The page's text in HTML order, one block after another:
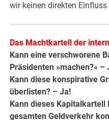
wir keinen direkten
Das Machtkartell der
Kann eine verschworene
Präsidenten »machen?« –
Kann diese konspirative
überlisten? – Ja!
Kann dieses Kapitalkartell
gesamten Geldverkehr